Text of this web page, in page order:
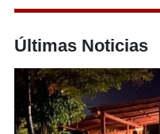
Últimas Noticias